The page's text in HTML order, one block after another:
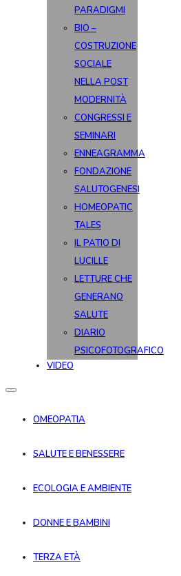
PARADIGMI
BIO –
COSTRUZIONE
SOCIALE
NELLA POST
MODERNITÀ
CONGRESSI E
SEMINARI
ENNEAGRAMMA
FONDAZIONE
SALUTOGENESI
HOMEOPATIC
TALES
IL PATIO DI
LUCILLE
LETTURE CHE
GENERANO
SALUTE
DIARIO
PSICOFOTOGRAFICO
VIDEO
OMEOPATIA
SALUTE E BENESSERE
ECOLOGIA E AMBIENTE
DONNE E BAMBINI
TERZA ETÀ